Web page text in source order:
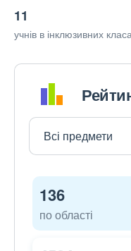
11
учнів в інклюзивних
136
по області